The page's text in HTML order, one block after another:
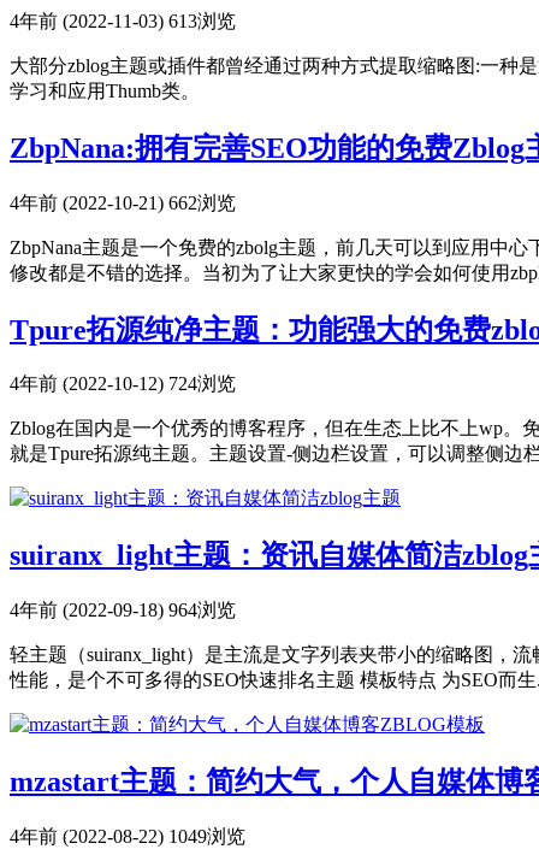
4年前 (2022-11-03) 613浏览
大部分zblog主题或插件都曾经通过两种方式提取缩略图:一种
学习和应用Thumb类。
ZbpNana:拥有完善SEO功能的免费Zblog
4年前 (2022-10-21) 662浏览
ZbpNana主题是一个免费的zbolg主题，前几天可以到应用中
修改都是不错的选择。当初为了让大家更快的学会如何使用
Tpure拓源纯净主题：功能强大的免费
4年前 (2022-10-12) 724浏览
Zblog在国内是一个优秀的博客程序，但在生态上比不上wp。
就是Tpure拓源纯主题。主题设置-侧边栏设置，可以调整侧边
suiranx_light主题：资讯自媒体简洁zblog
4年前 (2022-09-18) 964浏览
轻主题（suiranx_light）是主流是文字列表夹带小的缩略图，
性能，是个不可多得的SEO快速排名主题 模板特点 为SEO而生
mzastart主题：简约大气，个人自媒体博
4年前 (2022-08-22) 1049浏览